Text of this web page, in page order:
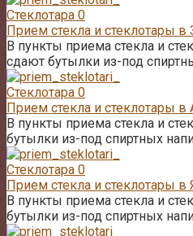
Стеклотара 0
Прием стекла и стеклотары в
В пункты приема стекла и
сдают бутылки из-под
Стеклотара 0
Прием стекла и стеклотары в
В пункты приема стекла и
бутылки из-под спиртных
Стеклотара 0
Прием стекла и стеклотары в
В пункты приема стекла и
бутылки из-под спиртных